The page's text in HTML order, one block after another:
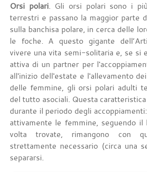
Orsi polari. Gli orsi polari sono i
terrestri e passano la maggior parte
sulla banchisa polare, in cerca delle
le foche. A questo gigante
vivere una vita semi-solitaria e, se si
attiva di un partner per
all'inizio dell'estate e l'allevamento
delle femmine, gli orsi polari adulti
del tutto asociali. Questa
durante il periodo degli
attivamente le femmine, seguendo il
volta trovate, rimangono con
strettamente necessario (circa una
separarsi.